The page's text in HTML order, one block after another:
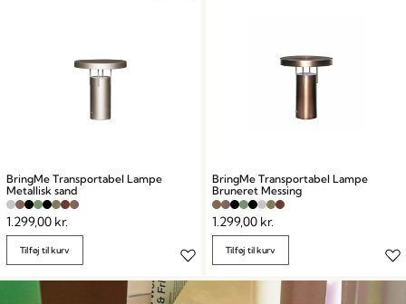
BringMe Transportabel Lampe
Metallisk sand
1.299,00 kr.
Tilføj til kurv
BringMe Transportabel Lampe
Bruneret Messing
1.299,00 kr.
Tilføj til kurv